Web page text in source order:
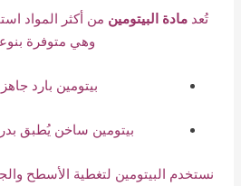
تُعد مادة البيتومين من أكثر المواد
وهي متوفرة
بيتومين بارد
بيتومين ساخن يُطبق
نستخدم البيتومين لتغطية الأسطح